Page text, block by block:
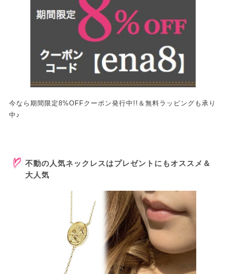
今なら期間限定8%OFFクーポン発行中!!＆無料ラッピングも承り
中♪
不動の人気ネックレスはプレゼントにもオススメ＆
大人気